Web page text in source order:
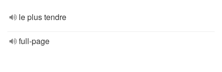
le plus tendre
full-page